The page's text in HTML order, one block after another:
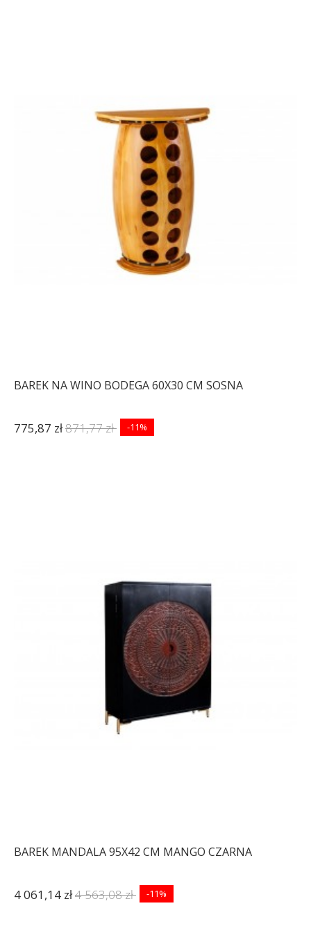
BAREK NA WINO BODEGA 60X30 CM SOSNA
775,87 zł871,77 zł -11%
BAREK MANDALA 95X42 CM MANGO CZARNA
4 061,14 zł4 563,08 zł -11%